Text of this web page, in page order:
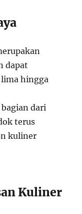
dapat
hingga
bagian dari
terus
kuliner
Kuliner